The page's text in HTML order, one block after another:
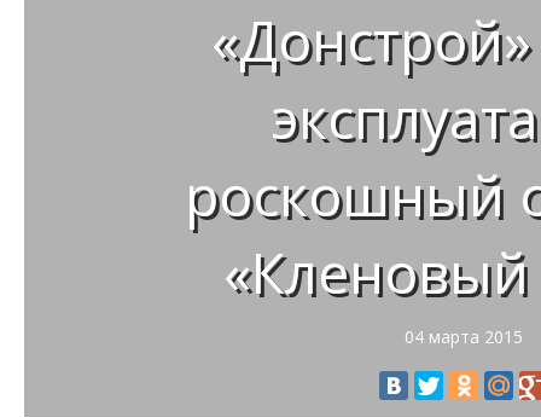
роскошный
«Кленовый
04 марта 2015